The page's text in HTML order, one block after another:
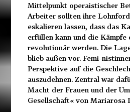
Mittelpunkt operaistischer
Arbeiter sollten ihre
eskalieren lassen, dass das
erfüllen kann und die Kämpfe
revolutionär werden. Die
blieb außen vor. Femi-
Perspektive auf die
auszudehnen. Zentral war
Macht der Frauen und der
Gesellschaft« von Mariarosa